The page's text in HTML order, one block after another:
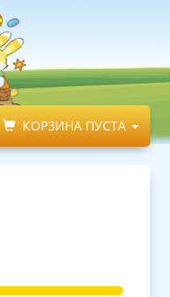
КОРЗИНА ПУСТА